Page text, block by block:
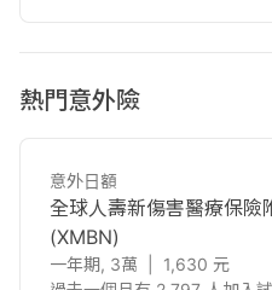
熱門意外險
意外日額
全球人壽新傷害醫療保險
(XMBN)
一年期, 3萬 1,630 元